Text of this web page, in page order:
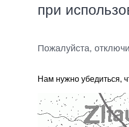
при
Пожалуйста,
Нам нужно убедиться,